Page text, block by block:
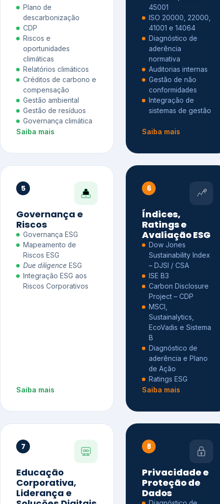
Plano de
descarbonização
CDP
Riscos e
oportunidades
climáticas
Relatórios climáticos
Créditos de carbono e
compensação
Gestão ambiental
Gestão de resíduos
Governança climática
Saiba mais
45001
ISO 20000, 22000,
41001 e 14064
Diagnóstico de
aderência
normativa
Auditorias internas
Gestão de não
conformidades
Integração de
sistemas de gestão
Saiba mais
5
Governança e
Riscos
Governança ESG
Mapeamento de
Riscos ESG
Due diligence ESG
Integração ESG aos
Riscos Corporativos
Saiba mais
6
Índices,
Ratings e
Avaliação ESG
Dow Jones
Sustainability Index
– DJSI / CSA
ISE B3
Carbon Disclosure
Project – CDP
MSCI,
Sustainalytics,
EcoVadis e Sistema
B
Diagnóstico de
aderência e Plano
de Ação
Ratings ESG
Saiba mais
7
Educação
Corporativa,
Liderança e
8
Privacidade e
Proteção de
Dados